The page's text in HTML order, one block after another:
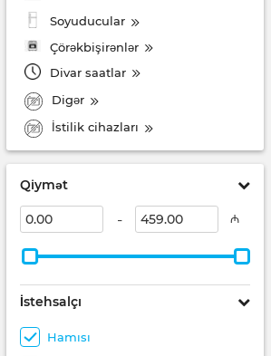
Soyuducular
Çörəkbişirənlər
Divar saatlar
Digər
İstilik cihazları
Qiymət
- ₼
İstehsalçı
Hamısı